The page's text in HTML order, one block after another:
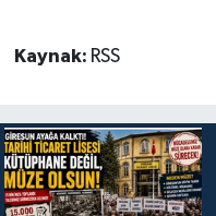
Kaynak: RSS